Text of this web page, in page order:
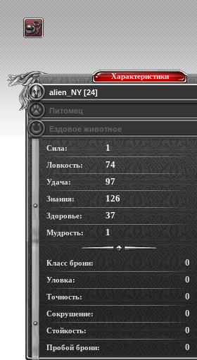
Характеристики
alien_NY [24]
Питомец
Ездовое животное
Сила: 1
Ловкость: 74
Удача: 97
Знания: 126
Здоровье: 37
Мудрость: 1
Класс брони: 0
Уловка: 0
Точность: 0
Сокрушение: 0
Стойкость: 0
Пробой брони: 0